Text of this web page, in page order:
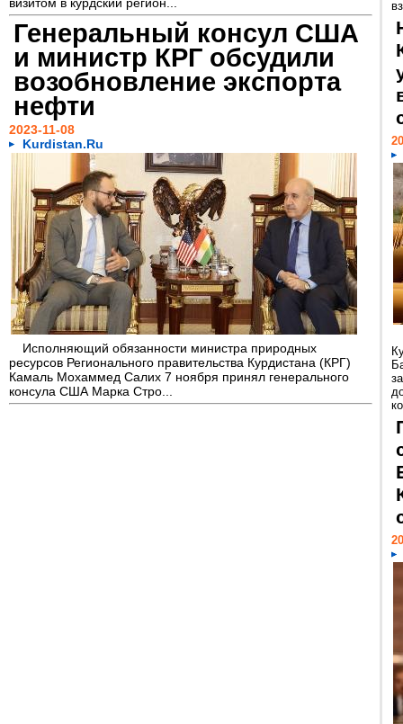
Генеральный консул США
и министр КРГ обсудили
возобновление экспорта
нефти
2023-11-08
Kurdistan.Ru
Исполняющий обязанности министра природных
ресурсов Регионального правительства Курдистана (КРГ)
Камаль Мохаммед Салих 7 ноября принял генерального
консула США Марка Стро...